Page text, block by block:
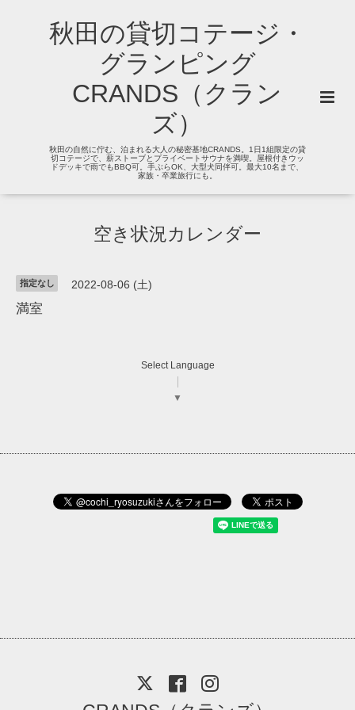
秋田の貸切コテージ・
グランピング
CRANDS（クラン
ズ）
秋田の自然に佇む、泊まれる大人の秘密基地CRANDS。1日1組限定の貸
切コテージで、薪ストーブとプライベートサウナを満喫。屋根付きウッ
ドデッキで雨でもBBQ可。手ぶらOK、大型犬同伴可。最大10名まで、
家族・卒業旅行にも。
空き状況カレンダー
指定なし 2022-08-06 (土)
満室
Select Language
▼